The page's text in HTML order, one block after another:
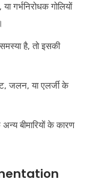
गर्भनिरोधक गोलियों
है, तो इसकी
जलन, या एलर्जी के
बीमारियों के कारण